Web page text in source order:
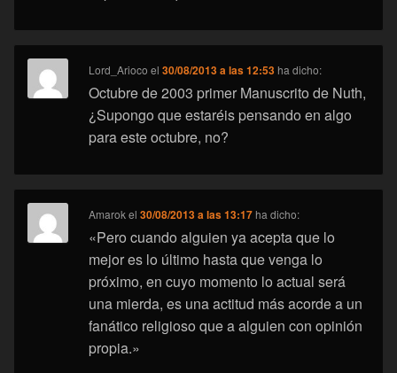
Lord_Arioco el30/08/2013 a las 12:53 ha dicho:
Octubre de 2003 primer Manuscrito de Nuth,
¿Supongo que estaréis pensando en algo
para este octubre, no?
Amarokel30/08/2013 a las 13:17 ha dicho:
«Pero cuando alguien ya acepta que lo
mejor es lo último hasta que venga lo
próximo, en cuyo momento lo actual será
una mierda, es una actitud más acorde a un
fanático religioso que a alguien con opinión
propia.»